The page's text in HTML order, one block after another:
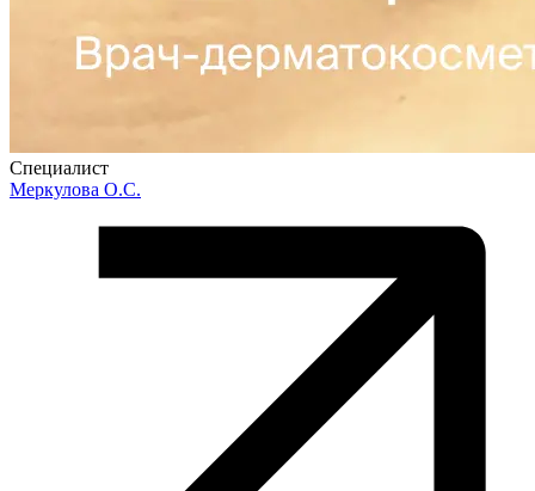
Специалист
Меркулова О.С.